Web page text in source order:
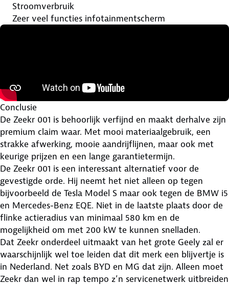
Stroomverbruik
Zeer veel functies infotainmentscherm
Conclusie
De Zeekr 001 is behoorlijk verfijnd en maakt derhalve zijn
premium claim waar. Met mooi materiaalgebruik, een
strakke afwerking, mooie aandrijflijnen, maar ook met
keurige prijzen en een lange garantietermijn.
De Zeekr 001 is een interessant alternatief voor de
gevestigde orde. Hij neemt het niet alleen op tegen
bijvoorbeeld de Tesla Model S maar ook tegen de BMW i5
en Mercedes-Benz EQE. Niet in de laatste plaats door de
flinke actieradius van minimaal 580 km en de
mogelijkheid om met 200 kW te kunnen snelladen.
Dat Zeekr onderdeel uitmaakt van het grote Geely zal er
waarschijnlijk wel toe leiden dat dit merk een blijvertje is
in Nederland. Net zoals BYD en MG dat zijn. Alleen moet
Zeekr dan wel in rap tempo z’n servicenetwerk uitbreiden